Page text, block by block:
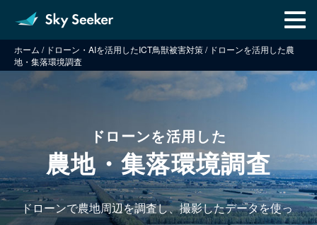
メ
ニ
ホーム / ドローン・AIを活用したICT鳥獣被害対策/ ドローンを活用した農
地・集落環境調査
ドローンを活用した
農地・集落環境調査
ドローンで農地周辺を調査し、撮影したデータを使っ